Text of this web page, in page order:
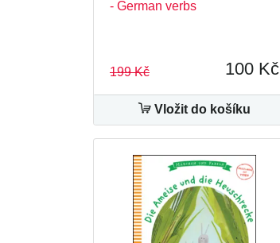
- German verbs
199 Kč 100 Kč
Vložit do košíku